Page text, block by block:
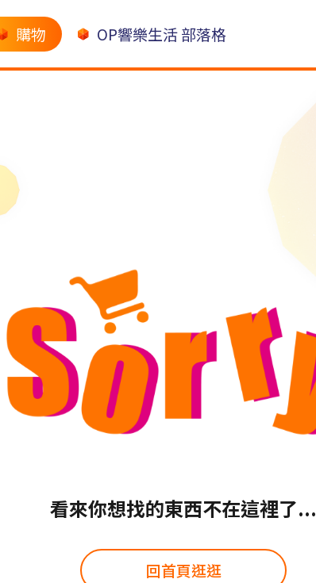
購物 OP響樂生活 部落格
看來你想找的東西不在這裡了...
回首頁逛逛